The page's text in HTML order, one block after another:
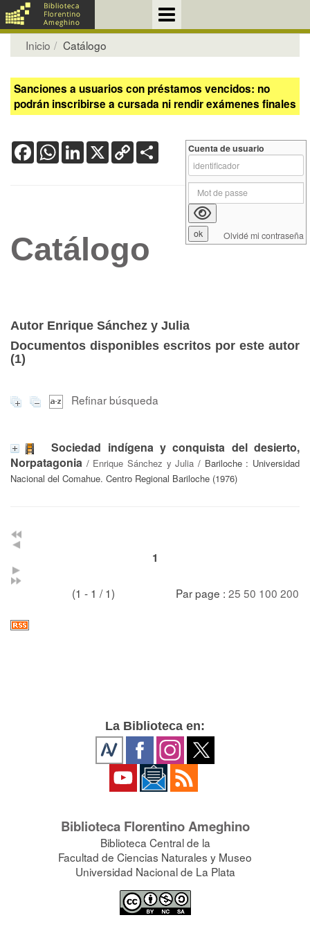
Inicio Catálogo
Sanciones a usuarios con préstamos vencidos: no
podrán inscribirse a cursada ni rendir exámenes finales
FacebookWhatsApp
LinkedIn
X Copy
Link
Catálogo
Autor Enrique Sánchez y Julia
Documentos disponibles escritos por este autor
(1)
Refinar búsqueda
Sociedad indígena y conquista del desierto,
Norpatagonia / Enrique Sánchez y Julia / Bariloche : Universidad
Nacional del Comahue. Centro Regional Bariloche (1976)
1
(1 - 1 / 1) Par page : 25 50 100 200
Cuenta de usuario
Olvidé mi contraseña
La Biblioteca en:
Biblioteca Florentino Ameghino
Biblioteca Central de la
Facultad de Ciencias Naturales y Museo
Universidad Nacional de La Plata